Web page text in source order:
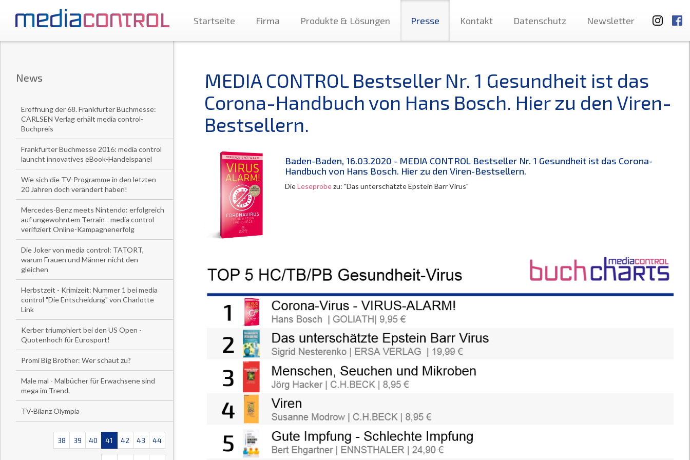
Startseite Firma Produkte & Lösungen Presse Kontakt Datenschutz Newsletter
News
Eröffnung der 68. Frankfurter Buchmesse:
CARLSEN Verlag erhält media control-
Buchpreis
Frankfurter Buchmesse 2016: media control
launcht innovatives eBook-Handelspanel
Wie sich die TV-Programme in den letzten
20 Jahren doch verändert haben!
Mercedes-Benz meets Nintendo: erfolgreich
auf ungewohntem Terrain - media control
verifiziert Online-Kampagnenerfolg
Die Joker von media control: TATORT,
warum Frauen und Männer nicht den
gleichen
Herbstzeit - Krimizeit: Nummer 1 bei media
control "Die Entscheidung" von Charlotte
Link
Kerber triumphiert bei den US Open -
Quotenhoch für Eurosport!
Promi Big Brother: Wer schaut zu?
Male mal - Malbücher für Erwachsene sind
mega im Trend.
TV-Bilanz Olympia
38 39 40 41 42 43 44
MEDIA CONTROL Bestseller Nr. 1 Gesundheit ist das
Corona-Handbuch von Hans Bosch. Hier zu den Viren-
Bestsellern.
Baden-Baden, 16.03.2020 - MEDIA CONTROL Bestseller Nr. 1 Gesundheit ist das Corona-
Handbuch von Hans Bosch. Hier zu den Viren-Bestsellern.
DieLeseprobezu: "Das unterschätzte Epstein Barr Virus"